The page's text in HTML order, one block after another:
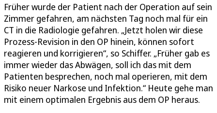
Früher wurde der Patient nach der Operation auf sein
Zimmer gefahren, am nächsten Tag noch mal für ein
CT in die Radiologie gefahren. „Jetzt holen wir diese
Prozess-Revision in den OP hinein, können sofort
reagieren und korrigieren“, so Schiffer. „Früher gab es
immer wieder das Abwägen, soll ich das mit dem
Patienten besprechen, noch mal operieren, mit dem
Risiko neuer Narkose und Infektion.“ Heute gehe man
mit einem optimalen Ergebnis aus dem OP heraus.